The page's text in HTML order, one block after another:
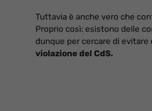
Tuttavia è anche vero che
Proprio così: esistono delle
dunque per cercare di
violazione del CdS.